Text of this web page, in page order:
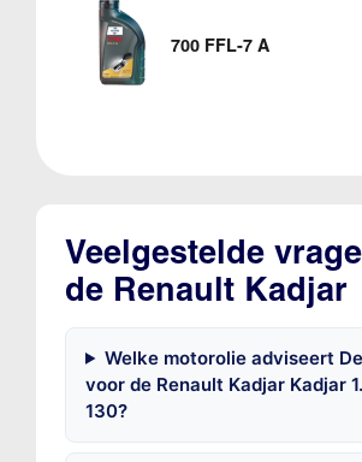
700 FFL-7 A
Veelgestelde
de Renault Kadjar
Welke motorolie adviseert
voor de Renault Kadjar Kadjar
130?